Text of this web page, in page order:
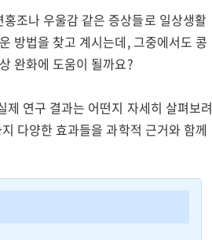
조나 우울감 같은 증상들로 일상생활
방법을 찾고 계시는데, 그중에서도 콩
완화에 도움이 될까요?
연구 결과는 어떤지 자세히 살펴보려
다양한 효과들을 과학적 근거와 함께